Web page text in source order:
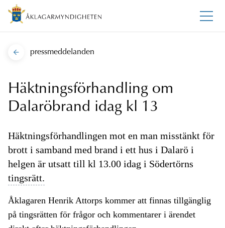
pressmeddelanden
Häktningsförhandling om
Dalaröbrand idag kl 13
Häktningsförhandlingen mot en man misstänkt för
brott i samband med brand i ett hus i Dalarö i
helgen är utsatt till kl 13.00 idag i Södertörns
tingsrätt.
Åklagaren Henrik Attorps kommer att finnas tillgänglig
på tingsrätten för frågor och kommentarer i ärendet